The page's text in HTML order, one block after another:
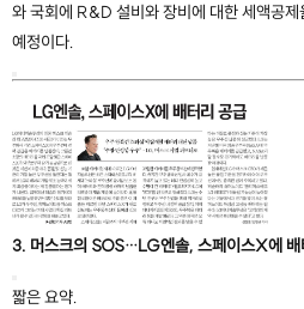
와 국회에 R&D 설비와 장비에 대한 세액공
예정이다.
3. 머스크의 SOS…LG엔솔, 스페이스X에 배
짧은 요약.